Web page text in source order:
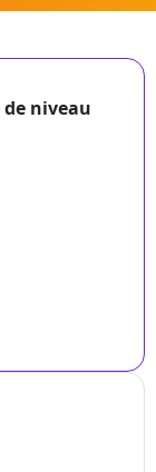
de niveau